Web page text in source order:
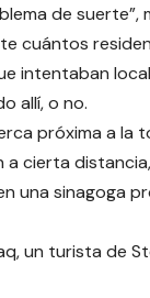
de suerte”,
cuántos
intentaban
allí, o no.
próxima a la
cierta
una sinagoga
un turista de